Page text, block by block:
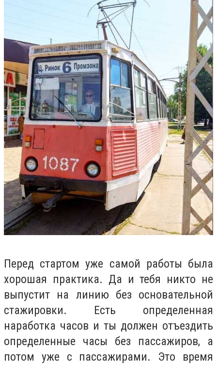
Перед стартом уже самой работы была
хорошая практика. Да и тебя никто не
выпустит на линию без основательной
стажировки. Есть определенная
наработка часов и ты должен отъездить
определенные часы без пассажиров, а
потом уже с пассажирами. Это время